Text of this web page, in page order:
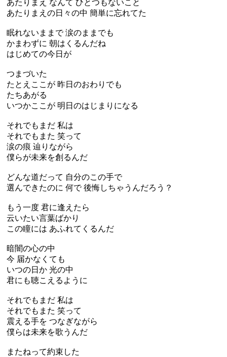
あたりまえ なんて ひとつもないこと
あたりまえの日々の中 簡単に忘れてた
眠れないままで 涙のままでも
かまわずに 朝はくるんだね
はじめての今日が
つまづいた
たとえここが 昨日のおわりでも
たちあがる
いつかここが 明日のはじまりになる
それでもまだ 私は
それでもまた 笑って
涙の痕 辿りながら
僕らが未来を創るんだ
どんな道だって 自分のこの手で
選んできたのに 何で 後悔しちゃうんだろう？
もう一度 君に逢えたら
云いたい言葉ばかり
この瞳には あふれてくるんだ
暗闇の心の中
今 届かなくても
いつの日か 光の中
君にも聴こえるように
それでもまだ 私は
それでもまた 笑って
震える手を つなぎながら
僕らは未来を歌うんだ
またねって約束した